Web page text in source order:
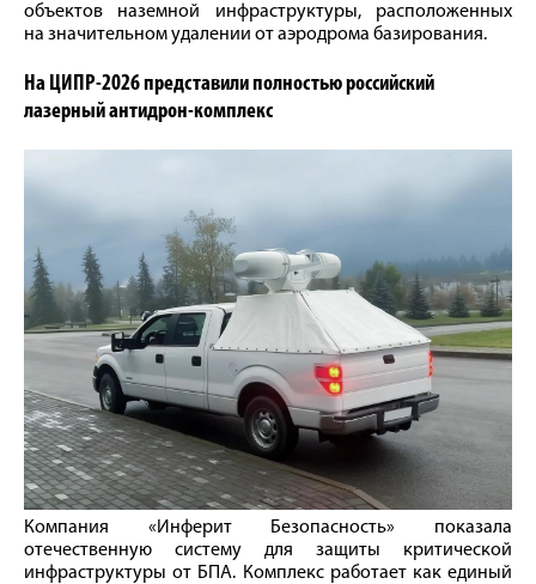
объектов наземной инфраструктуры, расположенных
на значительном удалении от аэродрома базирования.
На ЦИПР-2026 представили полностью российский
лазерный антидрон-комплекс
Компания «Инферит Безопасность» показала
отечественную систему для защиты критической
инфраструктуры от БПА. Комплекс работает как единый